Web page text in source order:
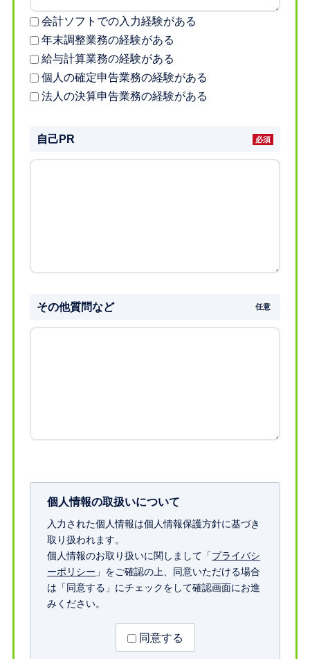
会計ソフトでの入力経験がある
年末調整業務の経験がある
給与計算業務の経験がある
個人の確定申告業務の経験がある
法人の決算申告業務の経験がある
自己PR
その他質問など
個人情報の取扱いについて
入力された個人情報は個人情報保護方針に基づき
取り扱われます。
個人情報のお取り扱いに関しまして「プライバシ
ーポリシー 」をご確認の上、同意いただける場合
は「同意する」にチェックをして確認画面にお進
みください。
同意する